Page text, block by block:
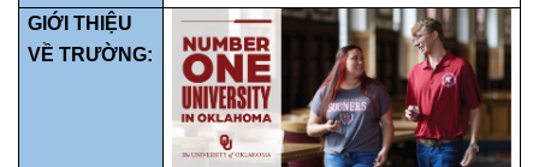
GIỚI THIỆU
VỀ TRƯỜNG: